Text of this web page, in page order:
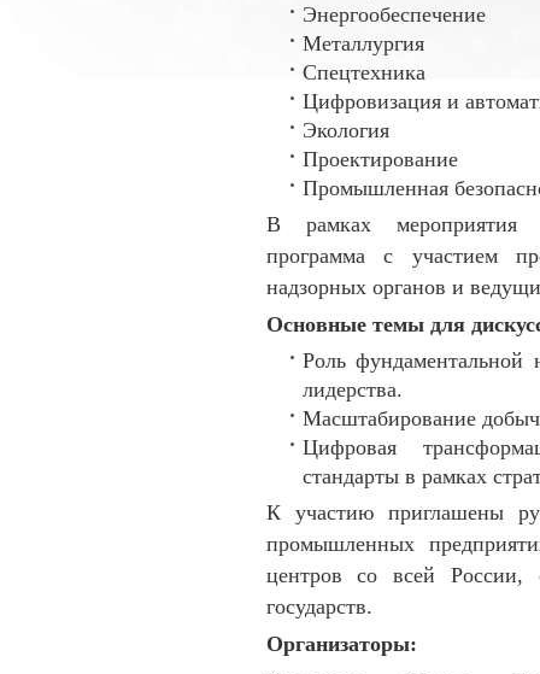
Энергообеспечение
Металлургия
Спецтехника
Цифровизация и
Экология
Проектирование
Промышленная
В рамках мероприятия
программа с участием
надзорных органов и
Основные темы для
Роль фундаментальной
лидерства.
Масштабирование
Цифровая
стандарты в рамках
К участию приглашены
промышленных
центров со всей
государств.
Организаторы: